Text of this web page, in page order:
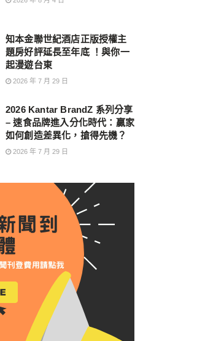
知本金聯世紀酒店正版授權主
題房好評延長至年底 ！與你一
起漫遊台東
2026 年 7 月 29 日
2026 Kantar BrandZ 系列分享
– 速食品牌進入分化時代：贏家
如何創造差異化，搶得先機？
2026 年 7 月 29 日